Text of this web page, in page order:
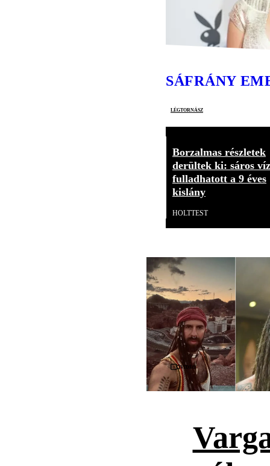
SÁFRÁNY
légtornász
Borzalmas részletek
derültek ki: sáros
fulladhatott a 9 éves
kislány
HOLTTEST
Videó